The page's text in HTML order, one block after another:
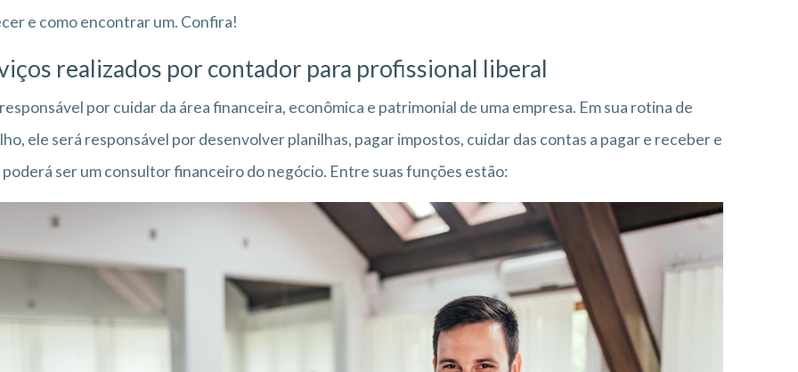
e como encontrar um. Confira!
realizados por contador para profissional liberal
por cuidar da área financeira, econômica e patrimonial de uma empresa. Em sua rotina de
ele será responsável por desenvolver planilhas, pagar impostos, cuidar das contas a pagar e receber e
poderá ser um consultor financeiro do negócio. Entre suas funções estão: